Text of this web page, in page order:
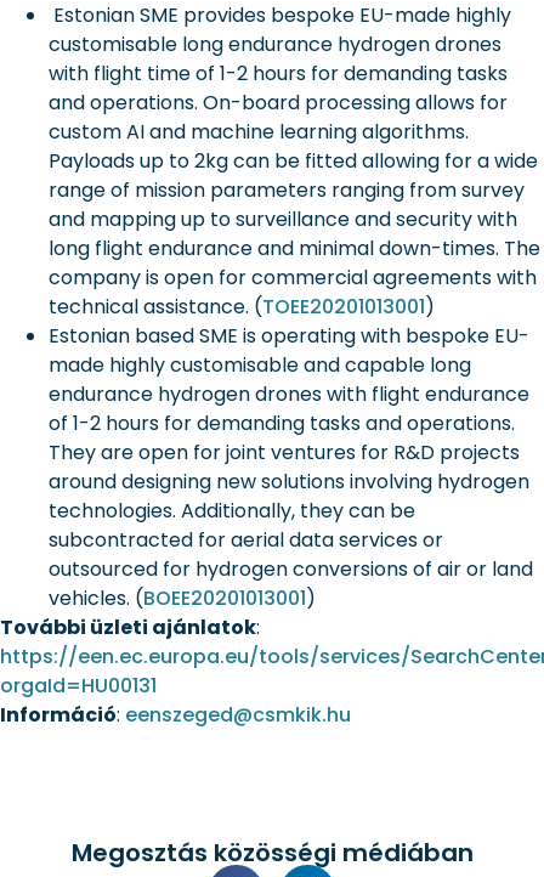
Estonian SME provides bespoke EU-made highly
customisable long endurance hydrogen drones
with flight time of 1-2 hours for demanding tasks
and operations. On-board processing allows for
custom AI and machine learning algorithms.
Payloads up to 2kg can be fitted allowing for a wide
range of mission parameters ranging from survey
and mapping up to surveillance and security with
long flight endurance and minimal down-times. The
company is open for commercial agreements with
technical assistance. (TOEE20201013001)
Estonian based SME is operating with bespoke EU-
made highly customisable and capable long
endurance hydrogen drones with flight endurance
of 1-2 hours for demanding tasks and operations.
They are open for joint ventures for R&D projects
around designing new solutions involving hydrogen
technologies. Additionally, they can be
subcontracted for aerial data services or
outsourced for hydrogen conversions of air or land
vehicles. (BOEE20201013001)
További üzleti ajánlatok:
https://een.ec.europa.eu/tools/services/
orgaId=HU00131
Információ: eenszeged@csmkik.hu
Megosztás közösségi médiában